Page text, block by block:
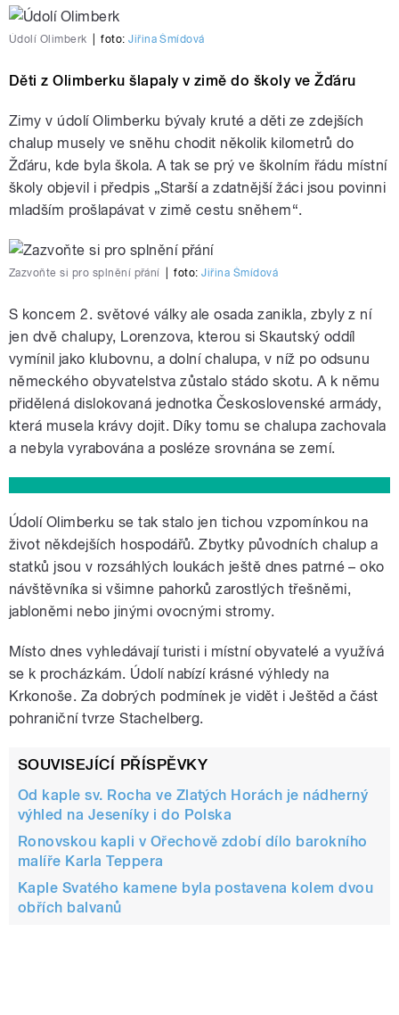
Údolí Olimberk foto:Jiřina Šmídová
Děti z Olimberku šlapaly v zimě do školy ve Žďáru
Zimy v údolí Olimberku bývaly kruté a děti ze zdejších
chalup musely ve sněhu chodit několik kilometrů do
Žďáru, kde byla škola. A tak se prý ve školním řádu místní
školy objevil i předpis „Starší a zdatnější žáci jsou povinni
mladším prošlapávat v zimě cestu sněhem“.
Zazvoňte si pro splnění přání foto:Jiřina Šmídová
S koncem 2. světové války ale osada zanikla, zbyly z ní
jen dvě chalupy, Lorenzova, kterou si Skautský oddíl
vymínil jako klubovnu, a dolní chalupa, v níž po odsunu
německého obyvatelstva zůstalo stádo skotu. A k němu
přidělená dislokovaná jednotka Československé armády,
která musela krávy dojit. Díky tomu se chalupa zachovala
a nebyla vyrabována a posléze srovnána se zemí.
Údolí Olimberku se tak stalo jen tichou vzpomínkou na
život někdejších hospodářů. Zbytky původních chalup a
statků jsou v rozsáhlých loukách ještě dnes patrné – oko
návštěvníka si všimne pahorků zarostlých třešněmi,
jabloněmi nebo jinými ovocnými stromy.
Místo dnes vyhledávají turisti i místní obyvatelé a využívá
se k procházkám. Údolí nabízí krásné výhledy na
Krkonoše. Za dobrých podmínek je vidět i Ještěd a část
pohraniční tvrze Stachelberg.
SOUVISEJÍCÍ PŘÍSPĚVKY
Od kaple sv. Rocha ve Zlatých Horách je nádherný
výhled na Jeseníky i do Polska
Ronovskou kapli v Ořechově zdobí dílo barokního
malíře Karla Teppera
Kaple Svatého kamene byla postavena kolem dvou
obřích balvanů